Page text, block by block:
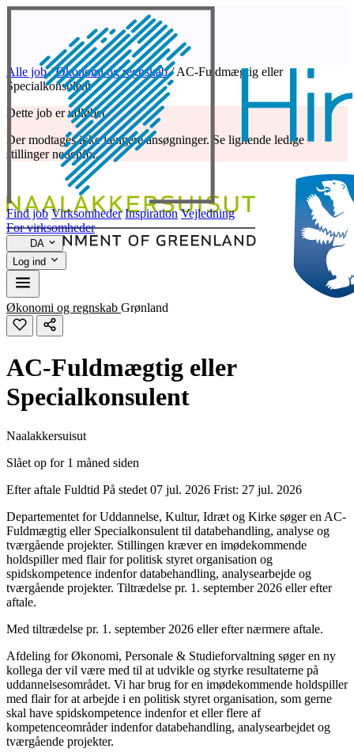
Find job Virksomheder Inspiration Vejledning
For virksomheder
DA
Log ind
Alle job / Økonomi og regnskab / AC-Fuldmægtig eller
Specialkonsulent
Dette job er udløbet
Der modtages ikke længere ansøgninger. Se lignende ledige
stillinger nedenfor.
Økonomi og regnskab Grønland
AC-Fuldmægtig eller
Specialkonsulent
Naalakkersuisut
Slået op for 1 måned siden
Efter aftale Fuldtid På stedet 07 jul. 2026 Frist: 27 jul. 2026
Departementet for Uddannelse, Kultur, Idræt og Kirke søger en AC-
Fuldmægtig eller Specialkonsulent til databehandling, analyse og
tværgående projekter. Stillingen kræver en imødekommende
holdspiller med flair for politisk styret organisation og
spidskompetence indenfor databehandling, analysearbejde og
tværgående projekter. Tiltrædelse pr. 1. september 2026 eller efter
aftale.
Med tiltrædelse pr. 1. september 2026 eller efter nærmere aftale.
Afdeling for Økonomi, Personale & Studieforvaltning søger en ny
kollega der vil være med til at udvikle og styrke resultaterne på
uddannelsesområdet. Vi har brug for en imødekommende holdspiller
med flair for at arbejde i en politisk styret organisation, som gerne
skal have spidskompetence indenfor et eller flere af
kompetenceområder indenfor databehandling, analysearbejdet og
tværgående projekter.